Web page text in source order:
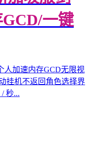
一键
人加速内存GCD无限视
挂机不返回角色选择界
秒...